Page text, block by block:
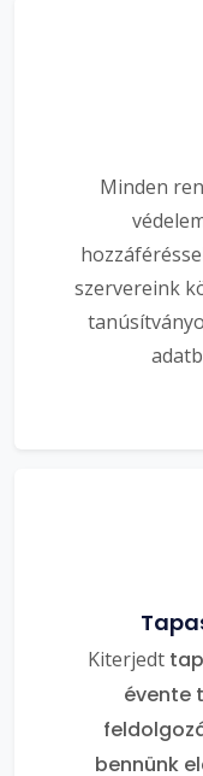
Minden
szervereink
Kiterjedt
évente
bennünk